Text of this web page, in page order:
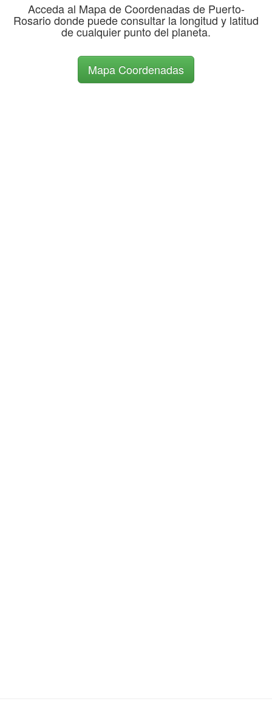
Acceda al Mapa de Coordenadas de Puerto-
Rosario donde puede consultar la longitud y latitud
de cualquier punto del planeta.
Mapa Coordenadas